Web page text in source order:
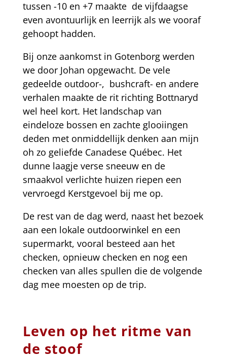
tussen -10 en +7 maakte de vijfdaagse
even avontuurlijk en leerrijk als we vooraf
gehoopt hadden.
Bij onze aankomst in Gotenborg werden
we door Johan opgewacht. De vele
gedeelde outdoor-, bushcraft- en andere
verhalen maakte de rit richting Bottnaryd
wel heel kort. Het landschap van
eindeloze bossen en zachte glooiingen
deden met onmiddellijk denken aan mijn
oh zo geliefde Canadese Québec. Het
dunne laagje verse sneeuw en de
smaakvol verlichte huizen riepen een
vervroegd Kerstgevoel bij me op.
De rest van de dag werd, naast het bezoek
aan een lokale outdoorwinkel en een
supermarkt, vooral besteed aan het
checken, opnieuw checken en nog een
checken van alles spullen die de volgende
dag mee moesten op de trip.
Leven op het ritme van
de stoof